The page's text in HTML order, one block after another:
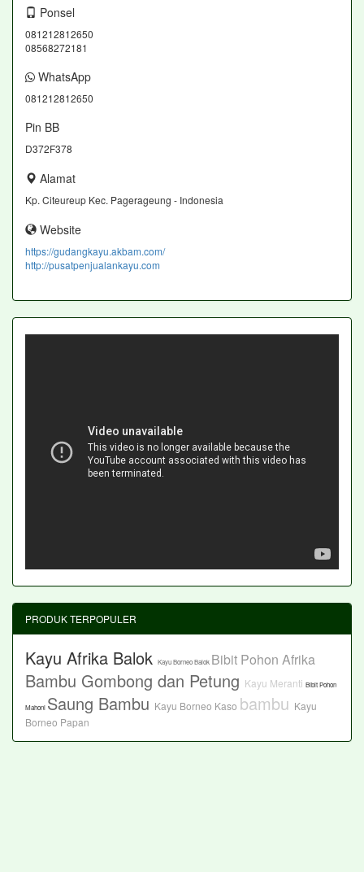
Ponsel
081212812650
08568272181
WhatsApp
081212812650
Pin BB
D372F378
Alamat
Kp. Citeureup Kec. Pagerageung - Indonesia
Website
https://gudangkayu.akbam.com/
http://pusatpenjualankayu.com
PRODUK TERPOPULER
Kayu Afrika Balok Kayu Borneo Balok Bibit Pohon Afrika
Bambu Gombong dan Petung Kayu Meranti Bibit Pohon
Mahoni Saung Bambu Kayu Borneo Kaso bambu Kayu
Borneo Papan